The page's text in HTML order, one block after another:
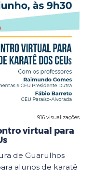
916 visualizações
virtual para
de Guarulhos
alunos de karatê